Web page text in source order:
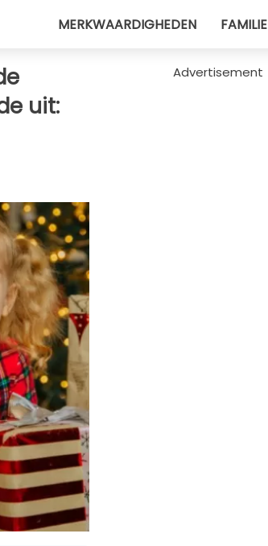
MERKWAARDIGHEDEN FAMILIE
uit:
Advertisement